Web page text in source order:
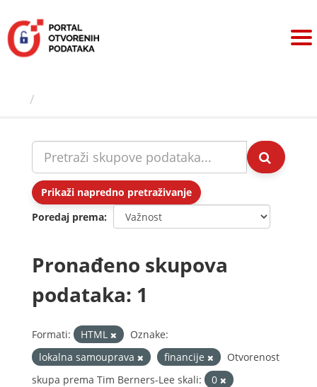
sadržaj
Prikaži napredno pretraživanje
Poredaj prema
Pronađeno skupova
podataka: 1
Formati: HTML
Oznake:
lokalna samouprava
financije
Otvorenost
skupa prema Tim Berners-Lee skali:
0